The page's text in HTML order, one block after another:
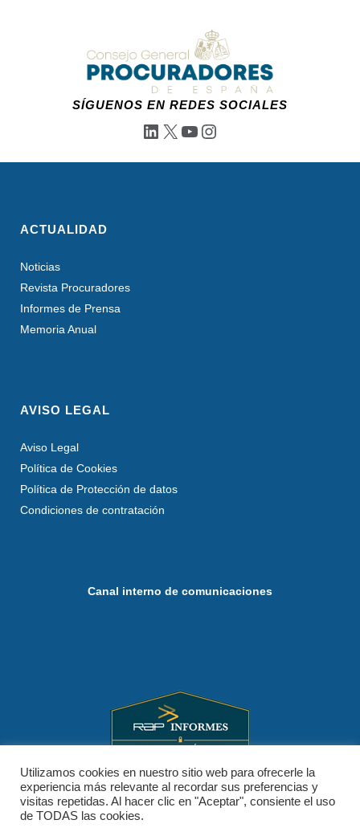
SÍGUENOS EN REDES SOCIALES
LinkedIn
X YouTube
Instagram
ACTUALIDAD
Noticias
Revista Procuradores
Informes de Prensa
Memoria Anual
AVISO LEGAL
Aviso Legal
Política de Cookies
Política de Protección de datos
Condiciones de contratación
Canal interno de comunicaciones
Utilizamos cookies en nuestro sitio web para ofrecerle la
experiencia más relevante al recordar sus preferencias y
visitas repetidas. Al hacer clic en "Aceptar", consiente el uso
de TODAS las cookies.